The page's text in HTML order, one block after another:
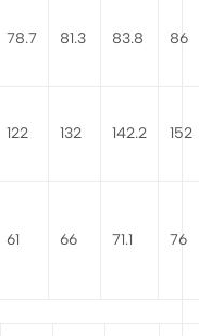
78.7 81.3 83.8 86
122 132 142.2 152
61 66 71.1 76